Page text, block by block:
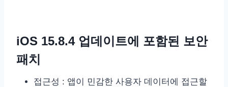
iOS 15.8.4 업데이트에 포함된 보안
패치
접근성 : 앱이 민감한 사용자 데이터에 접근할